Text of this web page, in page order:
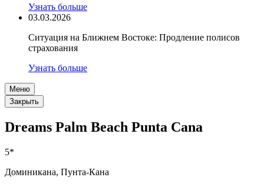
Узнать больше
03.03.2026
Ситуация на Ближнем Востоке: Продление полисов
страхования
Узнать больше
Меню
Закрыть
Dreams Palm Beach Punta Cana
5*
Доминикана, Пунта-Кана